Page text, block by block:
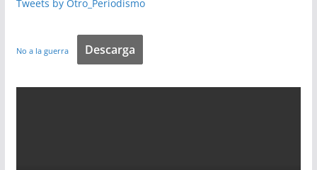
Tweets by Otro_Periodismo
No a la guerra Descarga